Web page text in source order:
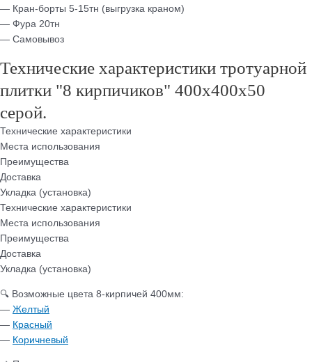
— Кран-борты 5-15тн (выгрузка краном)
— Фура 20тн
— Самовывоз
Технические характеристики тротуарной
плитки "8 кирпичиков" 400х400х50
серой.
Технические характеристики
Места использования
Преимущества
Доставка
Укладка (установка)
Технические характеристики
Места использования
Преимущества
Доставка
Укладка (установка)
🔍 Возможные цвета 8-кирпичей 400мм:
— Желтый
— Красный
— Коричневый